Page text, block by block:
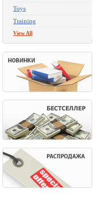
Toys
Training
View All